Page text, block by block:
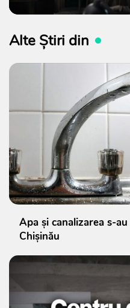
Alte Știri din
Apa și canalizarea s-
Chișinău